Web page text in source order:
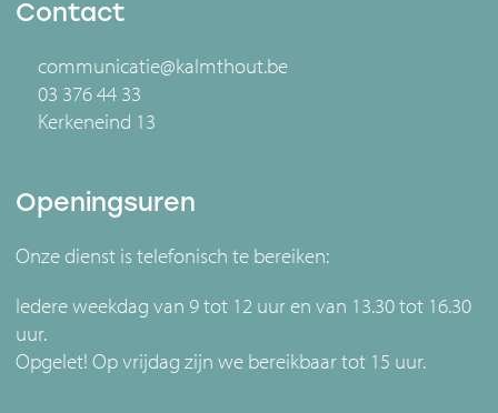
Contact
communicatie@kalmthout.be
03 376 44 33
Kerkeneind 13
Openingsuren
Onze dienst is telefonisch te bereiken:
Iedere weekdag van 9 tot 12 uur en van 13.30 tot 16.30
uur.
Opgelet! Op vrijdag zijn we bereikbaar tot 15 uur.